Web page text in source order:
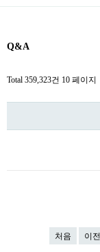
Q&A
Total 359,323건 10 페이지
처음 이전